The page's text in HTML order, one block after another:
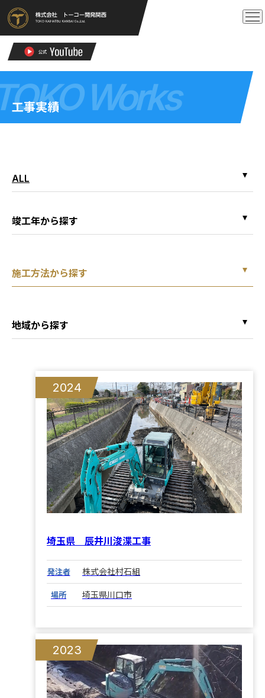
工事実績 Works
ALL
竣工年から探す
施工方法から探す
地域から探す
2024
埼玉県 辰井川浚渫工事
発注者 株式会社村石組
場所 埼玉県川口市
2023